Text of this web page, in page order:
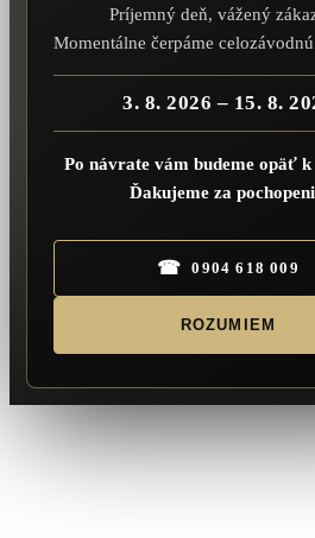
Príjemný deň, vážený
Momentálne čerpáme
3. 8. 2026 – 15. 8.
Po návrate vám budeme opäť k
Ďakujeme za
☎ 0904 618 009
ROZUMIEM